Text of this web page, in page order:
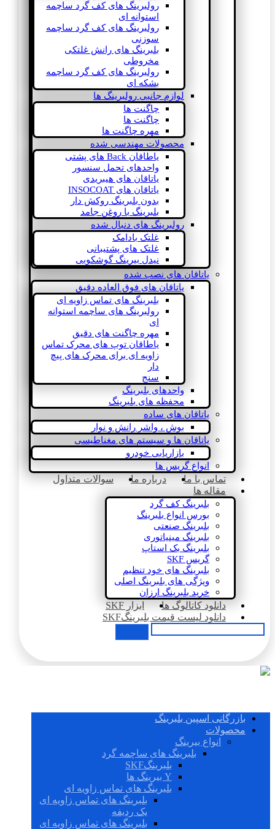
رولبرینگ های کف گرد ساچمه
استوانه ای
رولبرینگ های کف گرد ساچمه
سوزنی
بلبرینگ های رانش غلتکی
مخروطی
رولبرینگ های کف گرد ساچمه
بشکه ای
لوازم جانبی رولبرینگ ها
چاگنت ها
چاگنت ها
مهره چاگنت ها
محصولات مهندسی شده
یاطاقان Back های پشتی
واحدهای تحمل سنسور
یاتاقان های هیبریدی
یاتاقان های INSOCOAT
بدون بلبرینگ روکش دار
بلبرینگ با روغن جامد
رولبرینگ های دنبال شده
غلتک بادامک
غلتک های پشتیبانی
نیدل بیرینگ گوشکوبی
یاتاقان های نصب شده
یاتاقان های فوق العاده دقیق
بلبرینگ های تماس زاویه ای
رولبرینگ های ساچمه استوانه
ای
مهره چاگنت های دقیق
یاطاقان توپ های محرک تماس
زاویه ای برای محرک های پیچ
دار
سنج
واحدهای بلبرینگ
محفظه های بلبرینگ
یاتاقان های ساده
بوش ، واشر رانش و نوار
یاتاقان ها و سیستم های مغناطیسی
بازاریابی خودرو
انواع گریس ها
تماس با ما درباره ما
سوالات متداول
مقاله ها
بلبرینگ کف گرد
بورس انواع بلبرینگ
بلبرینگ صنعتی
بلبرینگ مینیاتوری
بلبرینگ بک استاپ
گریس SKF
بلبرینگ های خود تنظیم
ویژگی های بلبرینگ اصلی
خرید بلبرینگ ارزان
دانلود کاتالوگ ها
ابزار SKF
دانلود لیست قیمت بلبرینگSKF
بازرگانی اسپین بلبرینگ
محصولات
انواع بیرینگ
بلبرینگ های ساچمه گرد
بلبرینگSKF
Y بیرینگ ها
بلبرینگ های تماس زاویه ای
بلبرینگ های تماس زاویه ای
یک ردیفه
بلبرینگ های تماس زاویه ای